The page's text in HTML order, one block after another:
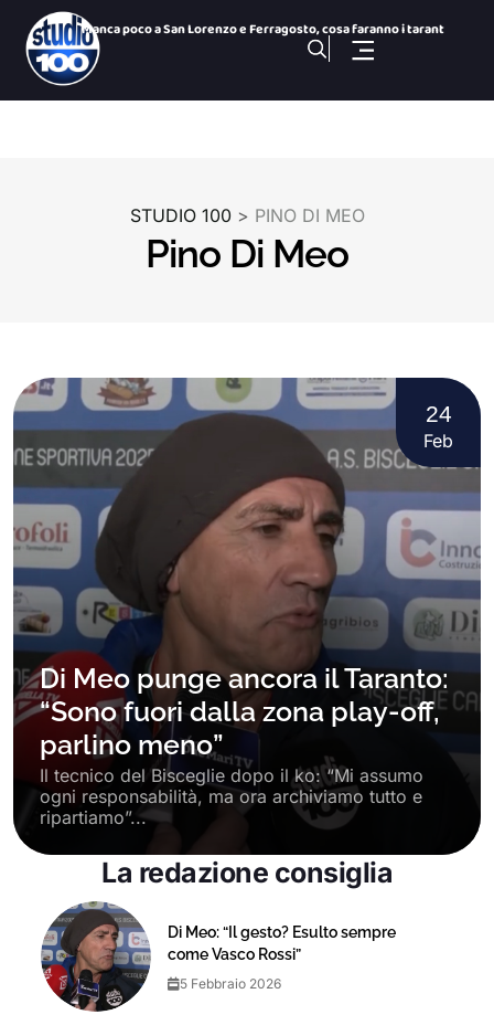
Manca poco a San Lorenzo e Ferragosto, cosa faranno i tarant
Blitz sulle spiagge di Manduria: sequestrati ombrelloni e at
Antiquariato in Valle d’Itria: un quarto di secolo di
100 NOTIZIE, TG SPORTIVO DEL 9 Agosto 2026. Taranto calcio,
100 NOTIZIE, TG H 14:00 DEL 9 Agosto 2026. Ex Ilva, blitz su
STUDIO 100 > PINO DI MEO
Pino Di Meo
24
Feb
Di Meo punge ancora il Taranto:
“Sono fuori dalla zona play-off,
parlino meno”
Il tecnico del Bisceglie dopo il ko: “Mi assumo
ogni responsabilità, ma ora archiviamo tutto e
ripartiamo”...
La redazione consiglia
Di Meo: “Il gesto? Esulto sempre
come Vasco Rossi”
5 Febbraio 2026